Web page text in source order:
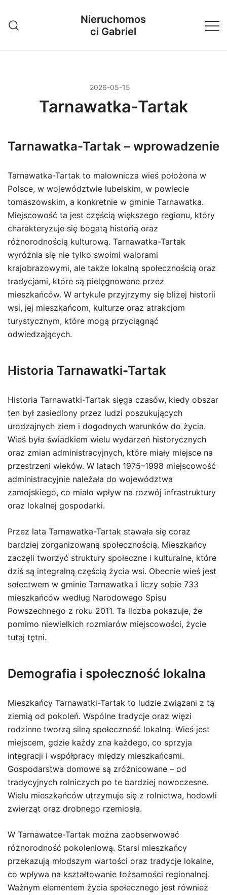
treści
Nieruchomos
ci Gabriel
2026-05-15
Tarnawatka-Tartak
Tarnawatka-Tartak – wprowadzenie
Tarnawatka-Tartak to malownicza wieś położona w
Polsce, w województwie lubelskim, w powiecie
tomaszowskim, a konkretnie w gminie Tarnawatka.
Miejscowość ta jest częścią większego regionu, który
charakteryzuje się bogatą historią oraz
różnorodnością kulturową. Tarnawatka-Tartak
wyróżnia się nie tylko swoimi walorami
krajobrazowymi, ale także lokalną społecznością oraz
tradycjami, które są pielęgnowane przez
mieszkańców. W artykule przyjrzymy się bliżej historii
wsi, jej mieszkańcom, kulturze oraz atrakcjom
turystycznym, które mogą przyciągnąć
odwiedzających.
Historia Tarnawatki-Tartak
Historia Tarnawatki-Tartak sięga czasów, kiedy obszar
ten był zasiedlony przez ludzi poszukujących
urodzajnych ziem i dogodnych warunków do życia.
Wieś była świadkiem wielu wydarzeń historycznych
oraz zmian administracyjnych, które miały miejsce na
przestrzeni wieków. W latach 1975–1998 miejscowość
administracyjnie należała do województwa
zamojskiego, co miało wpływ na rozwój infrastruktury
oraz lokalnej gospodarki.
Przez lata Tarnawatka-Tartak stawała się coraz
bardziej zorganizowaną społecznością. Mieszkańcy
zaczęli tworzyć struktury społeczne i kulturalne, które
dziś są integralną częścią życia wsi. Obecnie wieś jest
sołectwem w gminie Tarnawatka i liczy sobie 733
mieszkańców według Narodowego Spisu
Powszechnego z roku 2011. Ta liczba pokazuje, że
pomimo niewielkich rozmiarów miejscowości, życie
tutaj tętni.
Demografia i społeczność lokalna
Mieszkańcy Tarnawatki-Tartak to ludzie związani z tą
ziemią od pokoleń. Wspólne tradycje oraz więzi
rodzinne tworzą silną społeczność lokalną. Wieś jest
miejscem, gdzie każdy zna każdego, co sprzyja
integracji i współpracy między mieszkańcami.
Gospodarstwa domowe są zróżnicowane – od
tradycyjnych rolniczych po te bardziej nowoczesne.
Wielu mieszkańców utrzymuje się z rolnictwa, hodowli
zwierząt oraz drobnego rzemiosła.
W Tarnawatce-Tartak można zaobserwować
różnorodność pokoleniową. Starsi mieszkańcy
przekazują młodszym wartości oraz tradycje lokalne,
co wpływa na kształtowanie tożsamości regionalnej.
Ważnym elementem życia społecznego jest również